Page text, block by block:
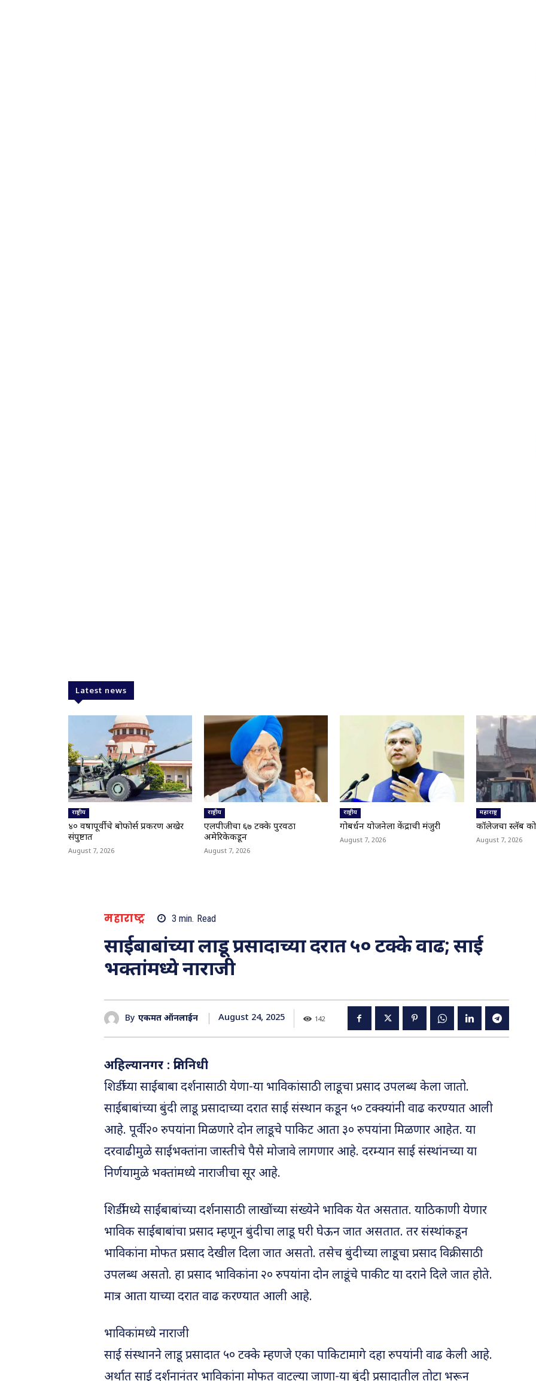
Latest news
राष्ट्रीय
४० वर्षांपूर्वीचे बोफोर्स प्रकरण अखेर
संपुष्टात
August 7, 2026
राष्ट्रीय
एलपीजीचा ६७ टक्के पुरवठा
अमेरिकेकडून
August 7, 2026
राष्ट्रीय
गोबर्धन योजनेला केंद्राची मंजुरी
August 7, 2026
महाराष्ट्र
कॉलेजचा स्लॅब
August 7, 2026